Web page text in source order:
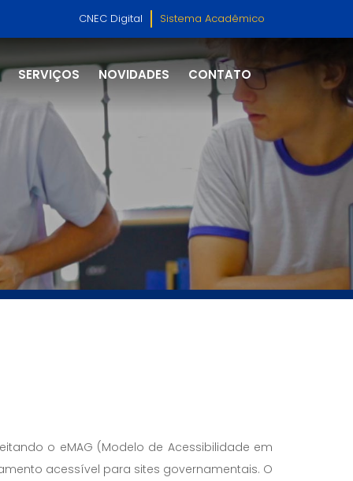
CNEC Digital Sistema Acadêmico
SERVIÇOS NOVIDADES CONTATO
o eMAG (Modelo de Acessibilidade em
acessível para sites governamentais. O